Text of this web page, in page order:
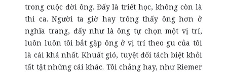
trong cuộc đời ông. Đấy là triết học, không còn là
thi ca. Người ta giờ hay trông thấy ông hơn ở
nghĩa trang, đấy như là ông tự chọn một vị trí,
luôn luôn tôi bắt gặp ông ở vị trí theo gu của tôi
là cái khá nhất. Khuất gió, tuyệt đối tách biệt khỏi
tất tật những cái khác. Tôi chẳng hay, như Riemer